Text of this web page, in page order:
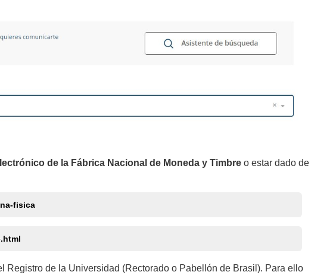
de la Fábrica Nacional de Moneda y Timbre o estar dado de
fisica
de la Universidad (Rectorado o Pabellón de Brasil). Para ello